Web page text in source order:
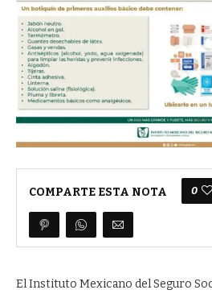
COMPARTE ESTA NOTA 0
El Instituto Mexicano del Seguro